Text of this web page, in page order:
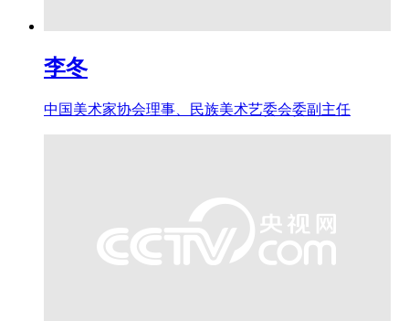
李冬
中国美术家协会理事、民族美术艺委会委副主任